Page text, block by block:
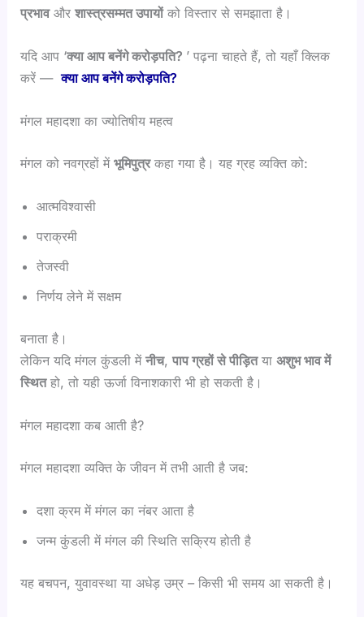
प्रभावऔरशास्त्रसम्मत उपायोंको विस्तार से समझाता है।
यदि आप ‘क्या आप बनेंगे करोड़पति? ’ पढ़ना चाहते हैं, तो यहाँ क्लिक
करें —क्या आप बनेंगे करोड़पति?
मंगल महादशा का ज्योतिषीय महत्व
मंगल को नवग्रहों मेंभूमिपुत्रकहा गया है। यह ग्रह व्यक्ति को:
आत्मविश्वासी
पराक्रमी
तेजस्वी
निर्णय लेने में सक्षम
बनाता है।
लेकिन यदि मंगल कुंडली मेंनीच,पाप ग्रहों से पीड़ितयाअशुभ भाव में
स्थितहो, तो यही ऊर्जा विनाशकारी भी हो सकती है।
मंगल महादशा कब आती है?
मंगल महादशा व्यक्ति के जीवन में तभी आती है जब:
दशा क्रम में मंगल का नंबर आता है
जन्म कुंडली में मंगल की स्थिति सक्रिय होती है
यह बचपन, युवावस्था या अधेड़ उम्र – किसी भी समय आ सकती है।